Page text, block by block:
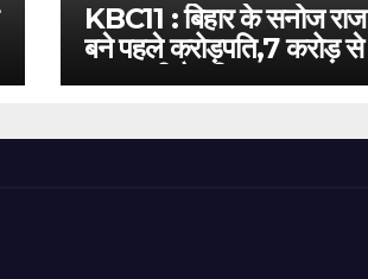
KBC11 : बिहार के सनोज राज
बने पहले करोड़पति,7 करोड़ से
बस इतनी है दूरी